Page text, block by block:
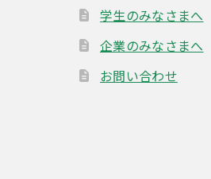
学生のみなさまへ
企業のみなさまへ
お問い合わせ